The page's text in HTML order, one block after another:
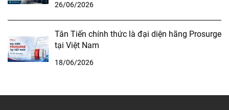
26/06/2026
Tân Tiến chính thức là đại diện hãng Prosurge
tại Việt Nam
18/06/2026